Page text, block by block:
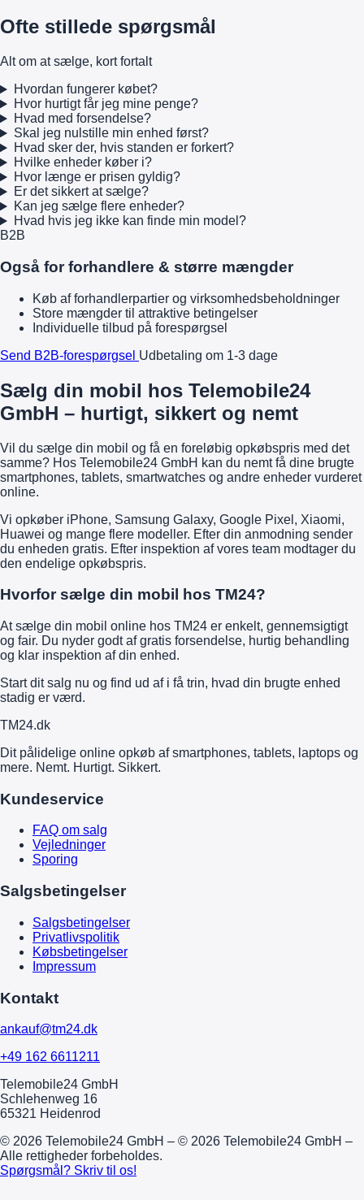
Ofte stillede spørgsmål
Alt om at sælge, kort fortalt
Hvordan fungerer købet?
Hvor hurtigt får jeg mine penge?
Hvad med forsendelse?
Skal jeg nulstille min enhed først?
Hvad sker der, hvis standen er forkert?
Hvilke enheder køber i?
Hvor længe er prisen gyldig?
Er det sikkert at sælge?
Kan jeg sælge flere enheder?
Hvad hvis jeg ikke kan finde min model?
B2B
Også for forhandlere & større mængder
Køb af forhandlerpartier og virksomhedsbeholdninger
Store mængder til attraktive betingelser
Individuelle tilbud på forespørgsel
Send B2B-forespørgsel Udbetaling om 1-3 dage
Sælg din mobil hos Telemobile24
GmbH – hurtigt, sikkert og nemt
Vil du sælge din mobil og få en foreløbig opkøbspris med det
samme? Hos Telemobile24 GmbH kan du nemt få dine brugte
smartphones, tablets, smartwatches og andre enheder vurderet
online.
Vi opkøber iPhone, Samsung Galaxy, Google Pixel, Xiaomi,
Huawei og mange flere modeller. Efter din anmodning sender
du enheden gratis. Efter inspektion af vores team modtager du
den endelige opkøbspris.
Hvorfor sælge din mobil hos TM24?
At sælge din mobil online hos TM24 er enkelt, gennemsigtigt
og fair. Du nyder godt af gratis forsendelse, hurtig behandling
og klar inspektion af din enhed.
Start dit salg nu og find ud af i få trin, hvad din brugte enhed
stadig er værd.
TM24.dk
Dit pålidelige online opkøb af smartphones, tablets, laptops og
mere. Nemt. Hurtigt. Sikkert.
Kundeservice
FAQ om salg
Vejledninger
Sporing
Salgsbetingelser
Salgsbetingelser
Privatlivspolitik
Købsbetingelser
Impressum
Kontakt
ankauf@tm24.dk
+49 162 6611211
Telemobile24 GmbH
Schlehenweg 16
65321 Heidenrod
© 2026 Telemobile24 GmbH – © 2026 Telemobile24 GmbH –
Alle rettigheder forbeholdes.
Spørgsmål? Skriv til os!